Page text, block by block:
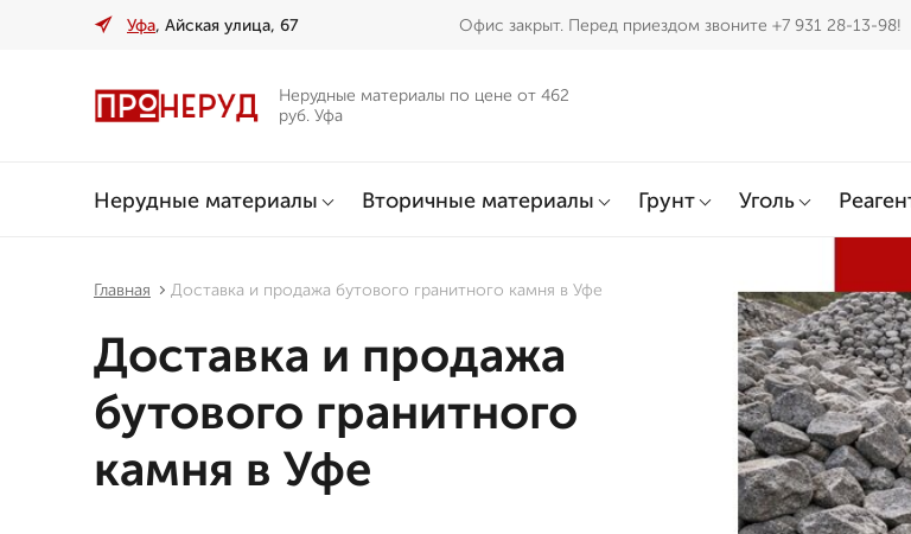
Уфа, Айская улица, 67 Офис закрыт. Перед приездом звоните +7 931 28-13-98!
Нерудные материалы по цене от 462
руб. Уфа
Нерудные материалы Вторичные материалы Грунт Уголь
Главная Доставка и продажа бутового гранитного камня в Уфе
Доставка и продажа
бутового гранитного
камня в Уфе